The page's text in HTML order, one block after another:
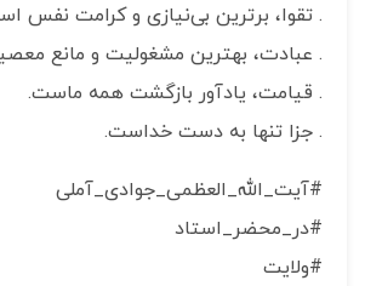
. تقوا، برترین بی‌نیازی و کرامت نفس
. عبادت، بهترین مشغولیت و مانع
. قیامت، یادآور بازگشت همه ماست.
. جزا تنها به دست خداست.
#آیت_الله_العظمی_جوادی_آملی
#در_محضر_استاد
#ولایت